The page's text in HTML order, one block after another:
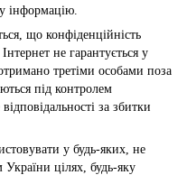
інформацію.
що конфіденційність
не гарантується у
третіми особами поза
під контролем
за збитки
у будь-яких, не
цілях, будь-яку